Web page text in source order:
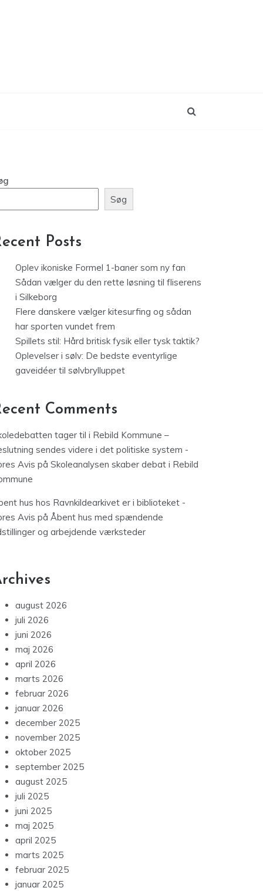
Søg
Posts
Oplev ikoniske Formel 1-baner som ny fan
Sådan vælger du den rette løsning til fliserens
i Silkeborg
Flere danskere vælger kitesurfing og sådan
har sporten vundet frem
Spillets stil: Hård britisk fysik eller tysk taktik?
Oplevelser i sølv: De bedste eventyrlige
gaveidéer til sølvbrylluppet
Comments
tager til i Rebild Kommune –
sendes videre i det politiske system -
Avis på Skoleanalysen skaber debat i Rebild
hus hos Ravnkildearkivet er i biblioteket -
Avis på Åbent hus med spændende
og arbejdende værksteder
august 2026
juli 2026
juni 2026
maj 2026
april 2026
marts 2026
februar 2026
januar 2026
december 2025
november 2025
oktober 2025
september 2025
august 2025
juli 2025
juni 2025
maj 2025
april 2025
marts 2025
februar 2025
januar 2025